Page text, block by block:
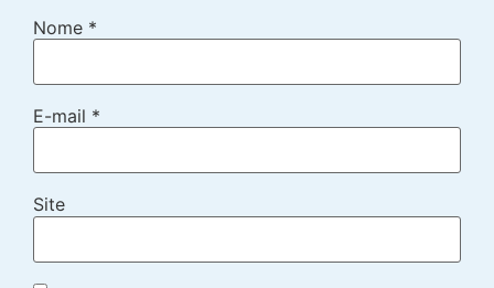
Nome *
E-mail *
Site